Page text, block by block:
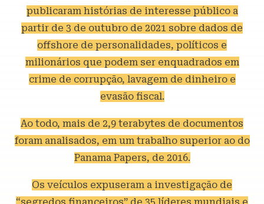
publicaram histórias de interesse público a
partir de 3 de outubro de 2021 sobre dados de
offshore de personalidades, políticos e
milionários que podem ser enquadrados em
crime de corrupção, lavagem de dinheiro e
evasão fiscal.
Ao todo, mais de 2,9 terabytes de documentos
foram analisados, em um trabalho superior ao do
Panama Papers, de 2016.
Os veículos expuseram a investigação de